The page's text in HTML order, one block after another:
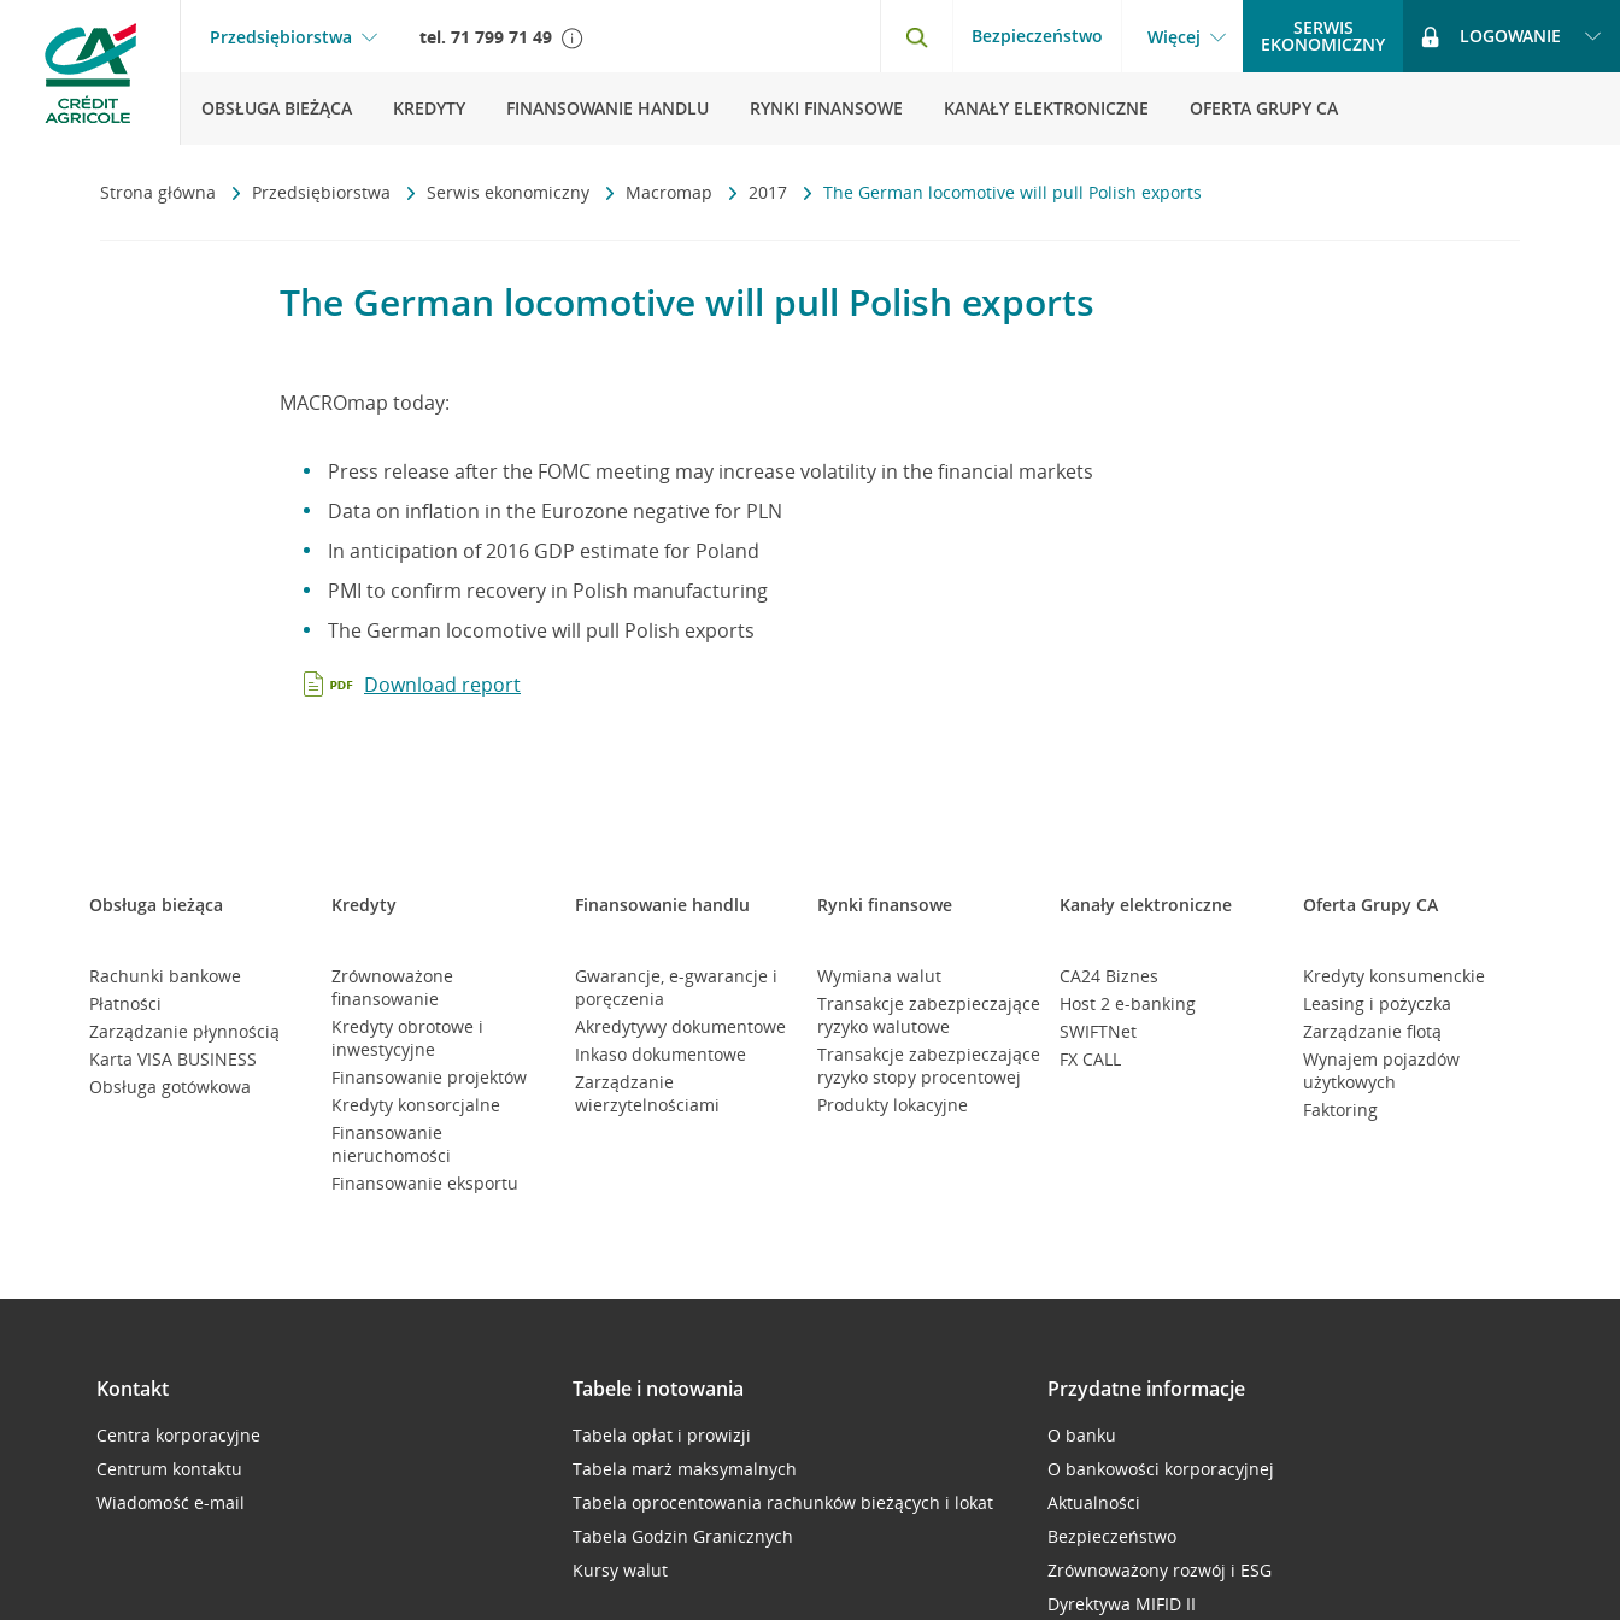
Przedsiębiorstwa tel. 71 799 71 49 Bezpieczeństwo Więcej SERWIS
EKONOMICZNY LOGOWANIE
OBSŁUGA BIEŻĄCA KREDYTY FINANSOWANIE HANDLU RYNKI FINANSOWE KANAŁY ELEKTRONICZNE OFERTA GRUPY CA
Strona główna Przedsiębiorstwa Serwis ekonomiczny Macromap 2017 The German locomotive will pull Polish exports
The German locomotive will pull Polish exports
MACROmap today:
Press release after the FOMC meeting may increase volatility in the financial markets
Data on inflation in the Eurozone negative for PLN
In anticipation of 2016 GDP estimate for Poland
PMI to confirm recovery in Polish manufacturing
The German locomotive will pull Polish exports
Download report
Obsługa bieżąca
Rachunki bankowe
Płatności
Zarządzanie płynnością
Karta VISA BUSINESS
Obsługa gotówkowa
Kredyty
Zrównoważone
finansowanie
Kredyty obrotowe i
inwestycyjne
Finansowanie projektów
Kredyty konsorcjalne
Finansowanie
nieruchomości
Finansowanie eksportu
Finansowanie handlu
Gwarancje, e-gwarancje i
poręczenia
Akredytywy dokumentowe
Inkaso dokumentowe
Zarządzanie
wierzytelnościami
Rynki finansowe
Wymiana walut
Transakcje zabezpieczające
ryzyko walutowe
Transakcje zabezpieczające
ryzyko stopy procentowej
Produkty lokacyjne
Kanały elektroniczne
CA24 Biznes
Host 2 e-banking
SWIFTNet
FX CALL
Oferta Grupy CA
Kredyty konsumenckie
Leasing i pożyczka
Zarządzanie flotą
Wynajem pojazdów
użytkowych
Faktoring
Kontakt
Centra korporacyjne
Centrum kontaktu
Wiadomość e-mail
Tabele i notowania
Tabela opłat i prowizji
Tabela marż maksymalnych
Tabela oprocentowania rachunków bieżących i lokat
Tabela Godzin Granicznych
Kursy walut
Przydatne informacje
O banku
O bankowości korporacyjnej
Aktualności
Bezpieczeństwo
Zrównoważony rozwój i ESG
Dyrektywa MIFID II